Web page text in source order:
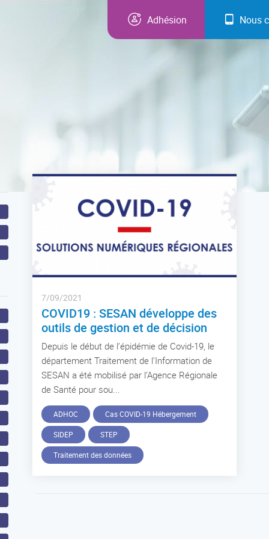
Adhésion Nous
7/09/2021
COVID19 : SESAN développe des
outils de gestion et de décision
Depuis le début de l’épidémie de Covid-19, le
département Traitement de l'Information de
SESAN a été mobilisé par l’Agence Régionale
de Santé pour sou...
ADHOC Cas COVID-19 Hébergement
SIDEP STEP
Traitement des données